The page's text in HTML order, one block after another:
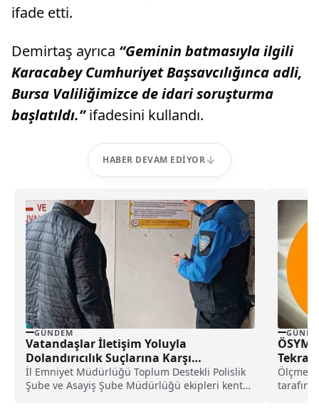
ifade etti.
Demirtaş ayrıca “Geminin batmasıyla ilgili
Karacabey Cumhuriyet Başsavcılığınca adli,
Bursa Valiliğimizce de idari soruşturma
başlatıldı.”ifadesini kullandı.
HABER DEVAM EDIYOR
GÜNDEM
Vatandaşlar İletişim Yoluyla
Dolandırıcılık Suçlarına Karşı
Bilgilendirildi
İl Emniyet Müdürlüğü Toplum Destekli Polislik
Şube ve Asayiş Şube Müdürlüğü ekipleri kent
ÖSYM,
Ölçme